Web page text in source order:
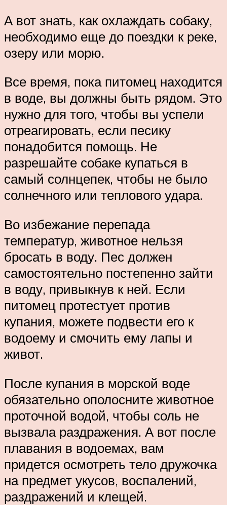
А вот знать, как охлаждать собаку,
необходимо еще до поездки к реке,
озеру или морю.
Все время, пока питомец находится
в воде, вы должны быть рядом. Это
нужно для того, чтобы вы успели
отреагировать, если песику
понадобится помощь. Не
разрешайте собаке купаться в
самый солнцепек, чтобы не было
солнечного или теплового удара.
Во избежание перепада
температур, животное нельзя
бросать в воду. Пес должен
самостоятельно постепенно зайти
в воду, привыкнув к ней. Если
питомец протестует против
купания, можете подвести его к
водоему и смочить ему лапы и
живот.
После купания в морской воде
обязательно ополосните животное
проточной водой, чтобы соль не
вызвала раздражения. А вот после
плавания в водоемах, вам
придется осмотреть тело дружочка
на предмет укусов, воспалений,
раздражений и клещей.